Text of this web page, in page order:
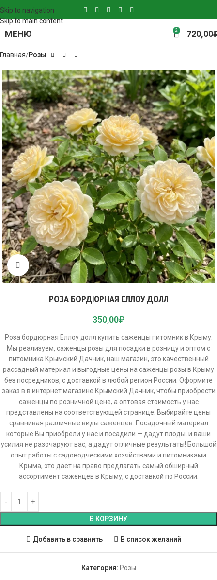
Skip to navigation
Skip to main content
МЕНЮ 2 720,00
Главная Розы
Click to enlarge
РОЗА БОРДЮРНАЯ ЕЛЛОУ ДОЛЛ
350,00₽
Роза бордюрная Еллоу долл купить саженцы питомник в Крыму.
Мы реализуем, саженцы розы для посадки в розницу и оптом с
питомника Крымский Дачник, наш магазин, это качественный
рассадный материал и выгодные цены на саженцы розы в Крыму
без посредников, с доставкой в любой регион России. Оформите
заказ в в интернет магазине Крымский Дачник, чтобы приобрести
саженцы по розничной цене, а оптовая стоимость у нас
представлены на соответствующей странице. Выбирайте цены
сравнивая различные виды саженцев. Посадочный материал
которые Вы приобрели у нас и посадили — дадут плоды, и ваши
усилия не разочаруют вас, а дадут отличные результаты! Большой
опыт работы с садоводческими хозяйствами и питомниками
Крыма, это дает на право предлагать самый обширный
ассортимент саженцев в Крыму, с доставкой по России.
В КОРЗИНУ
Добавить в сравнить В список желаний
Категория: Розы